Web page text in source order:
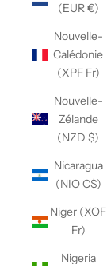
(EUR €)
Nouvelle-
Calédonie
(XPF Fr)
Nouvelle-
Zélande
(NZD $)
Nicaragua
(NIO C$)
Niger (XOF
Fr)
Nigeria